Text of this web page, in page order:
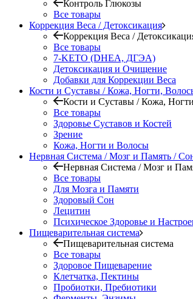
Контроль Глюкозы
Все товары
Коррекция Веса / Детоксикация
Коррекция Веса /
Все товары
7-KETO (DHEA, ДГЭА)
Детоксикация и Очищение
Добавки для Коррекции Веса
Кости и Суставы / Кожа, Ногти,
Кости и Суставы / Кожа,
Все товары
Здоровье Суставов и Костей
Зрение
Кожа, Ногти и Волосы
Нервная Система / Мозг и Память /
Нервная Система / Мозг и
Все товары
Для Мозга и Памяти
Здоровый Сон
Лецитин
Психическое Здоровье и
Пищеварительная система
Пищеварительная система
Все товары
Здоровое Пищеварение
Клетчатка, Пектины
Пробиотки, Пребиотики